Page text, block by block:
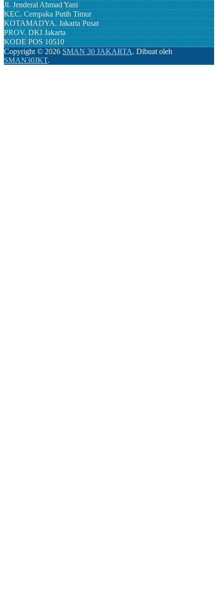
Jl. Jenderal Ahmad Yani
KEC. Cempaka Putih Timur
KOTAMADYA. Jakarta Pusat
PROV. DKI Jakarta
KODE POS 10510
Copyright © 2026 SMAN 30 JAKARTA. Dibuat oleh
SMAN30JKT.